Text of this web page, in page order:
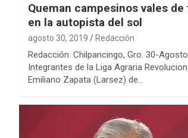
Queman campesinos vales
en la autopista del sol
agosto 30, 2019 Redacción
Redacción. Chilpancingo, Gro. 30-
Integrantes de la Liga Agraria
Emiliano Zapata (Larsez) de…